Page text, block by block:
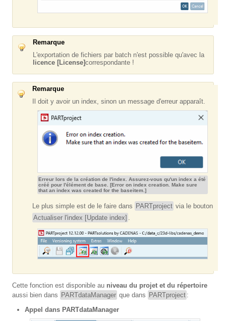
Remarque
L'exportation de fichiers par batch n'est possible qu'avec la
licence [License]correspondante !
Remarque
Il doit y avoir un index, sinon un message d'erreur apparaît.
Erreur lors de la création de l'index. Assurez-vous qu'un index a été
créé pour l'élément de base. [Error on index creation. Make sure
that an index was created for the baseitem.]
Le plus simple est de le faire dans PARTproject via le bouton
Actualiser l'index [Update index] .
Cette fonction est disponible au niveau du projet et du répertoire
aussi bien dans PARTdataManager que dans PARTproject :
Appel dans PARTdataManager